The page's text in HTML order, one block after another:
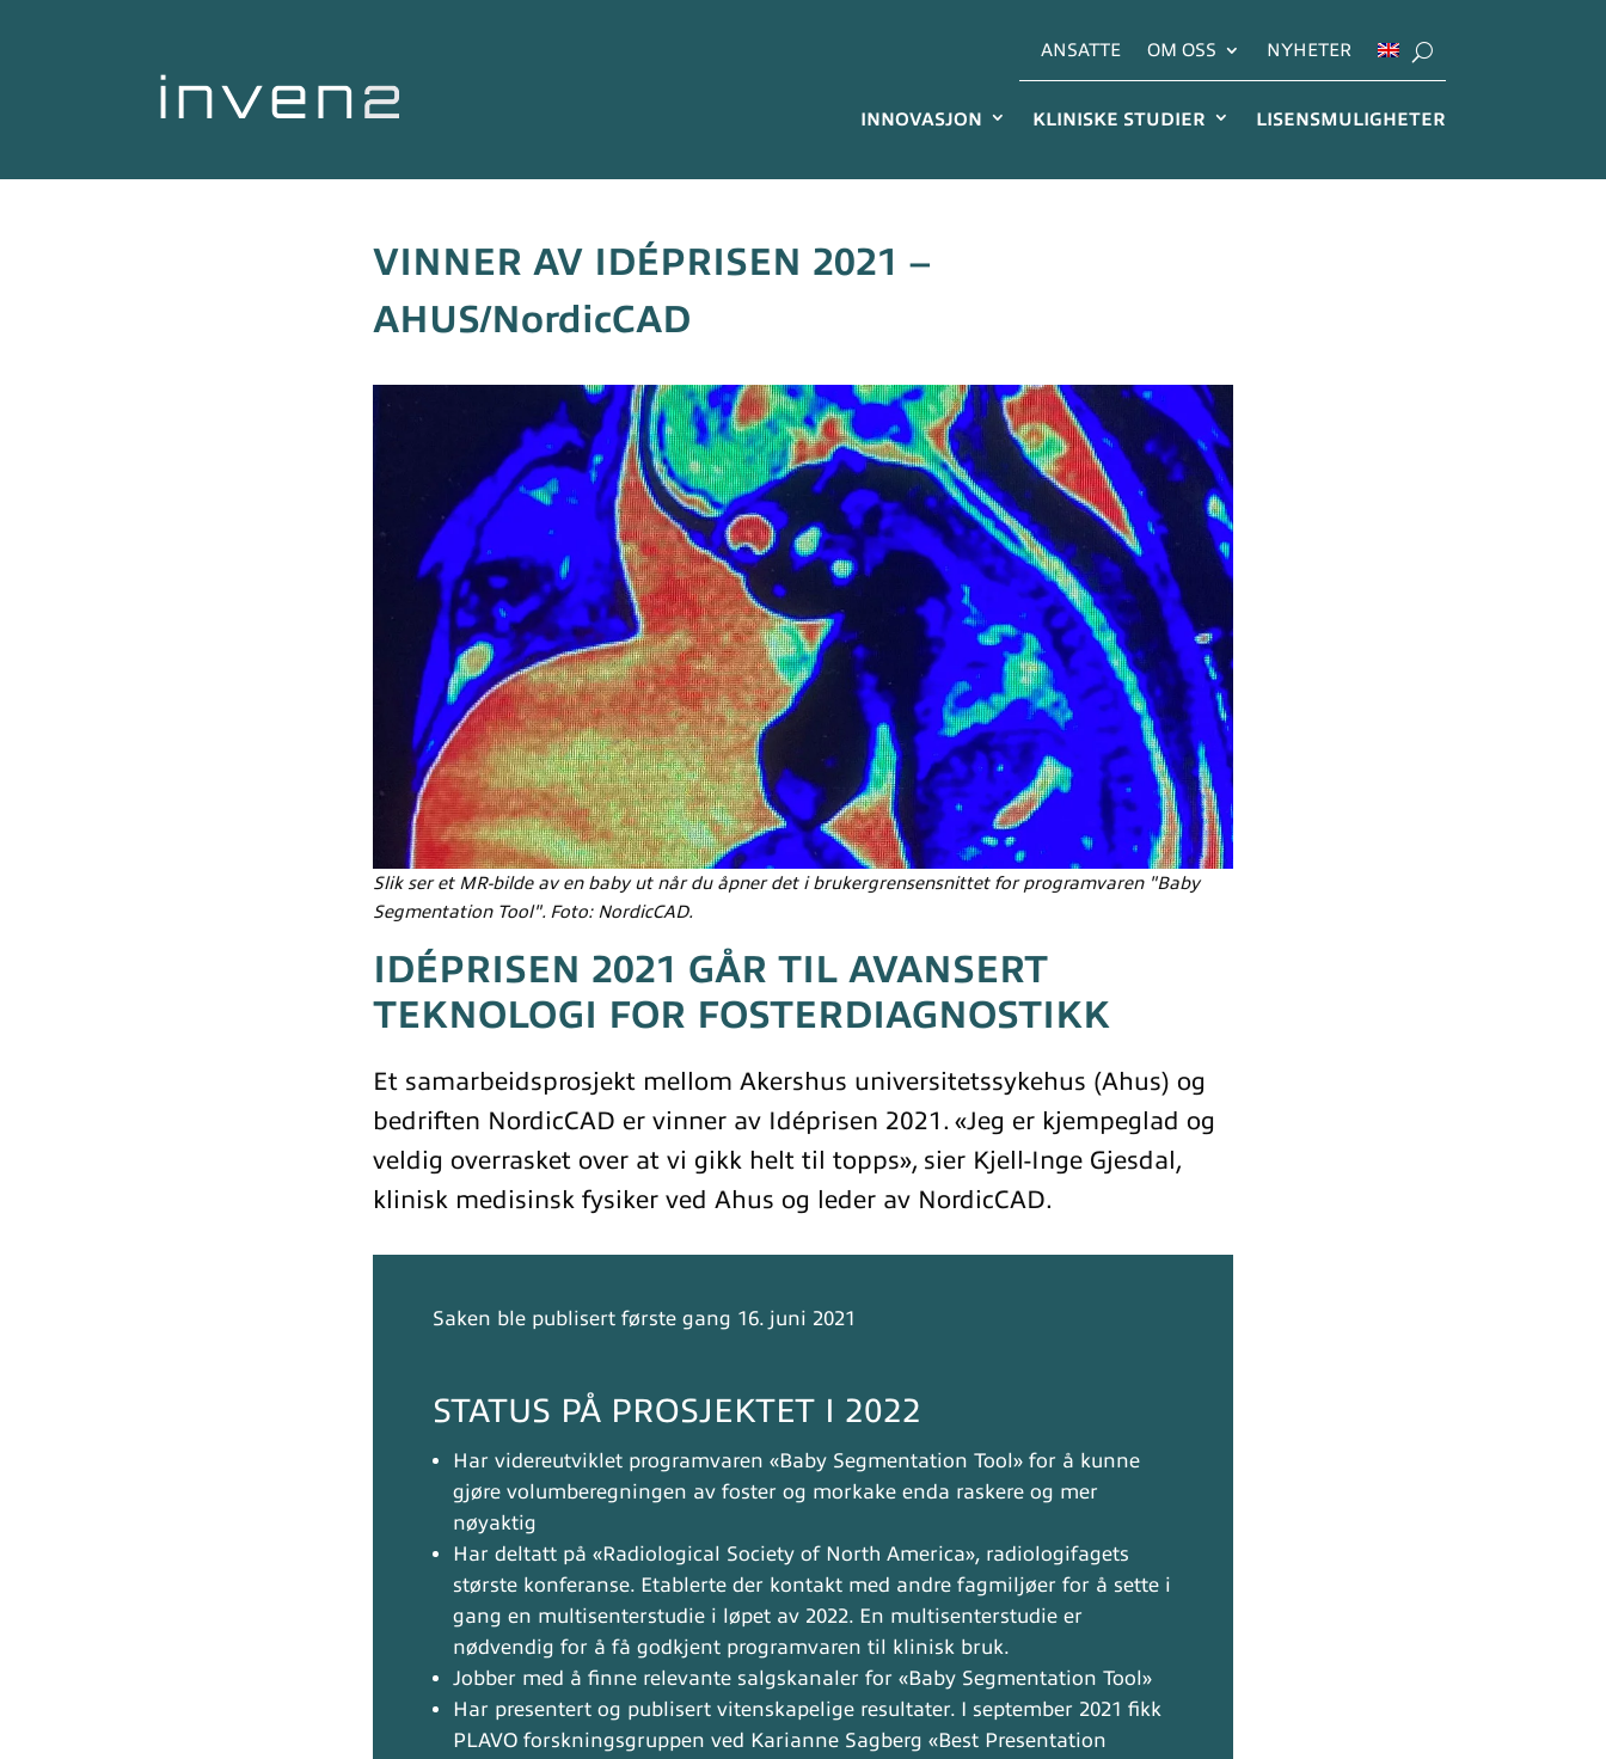
ANSATTE OM OSS NYHETER
INNOVASJON KLINISKE STUDIER LISENSMULIGHETER
VINNER AV IDÉPRISEN 2021 –
AHUS/NordicCAD
Slik ser et MR-bilde av en baby ut når du åpner det i brukergrensensnittet for programvaren "Baby
Segmentation Tool". Foto: NordicCAD.
IDÉPRISEN 2021 GÅR TIL AVANSERT
TEKNOLOGI FOR FOSTERDIAGNOSTIKK
Et samarbeidsprosjekt mellom Akershus universitetssykehus (Ahus) og
bedriften NordicCAD er vinner av Idéprisen 2021. «Jeg er kjempeglad og
veldig overrasket over at vi gikk helt til topps», sier Kjell-Inge Gjesdal,
klinisk medisinsk fysiker ved Ahus og leder av NordicCAD.
Saken ble publisert første gang 16. juni 2021
STATUS PÅ PROSJEKTET I 2022
Har videreutviklet programvaren «Baby Segmentation Tool» for å kunne
gjøre volumberegningen av foster og morkake enda raskere og mer
nøyaktig
Har deltatt på «Radiological Society of North America», radiologifagets
største konferanse. Etablerte der kontakt med andre fagmiljøer for å sette i
gang en multisenterstudie i løpet av 2022. En multisenterstudie er
nødvendig for å få godkjent programvaren til klinisk bruk.
Jobber med å finne relevante salgskanaler for «Baby Segmentation Tool»
Har presentert og publisert vitenskapelige resultater. I september 2021 fikk
PLAVO forskningsgruppen ved Karianne Sagberg «Best Presentation